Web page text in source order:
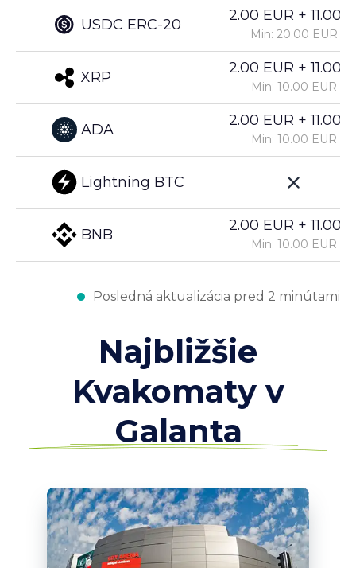
USDC ERC-20
XRP
ADA
Lightning BTC
BNB
2.00 EUR +
Min: 20.00 EUR
2.00 EUR +
Min: 10.00 EUR
2.00 EUR +
Min: 10.00 EUR
2.00 EUR +
Min: 10.00 EUR
Posledná aktualizácia pred 2 minútami
Najbližšie
Kvakomaty v
Galanta